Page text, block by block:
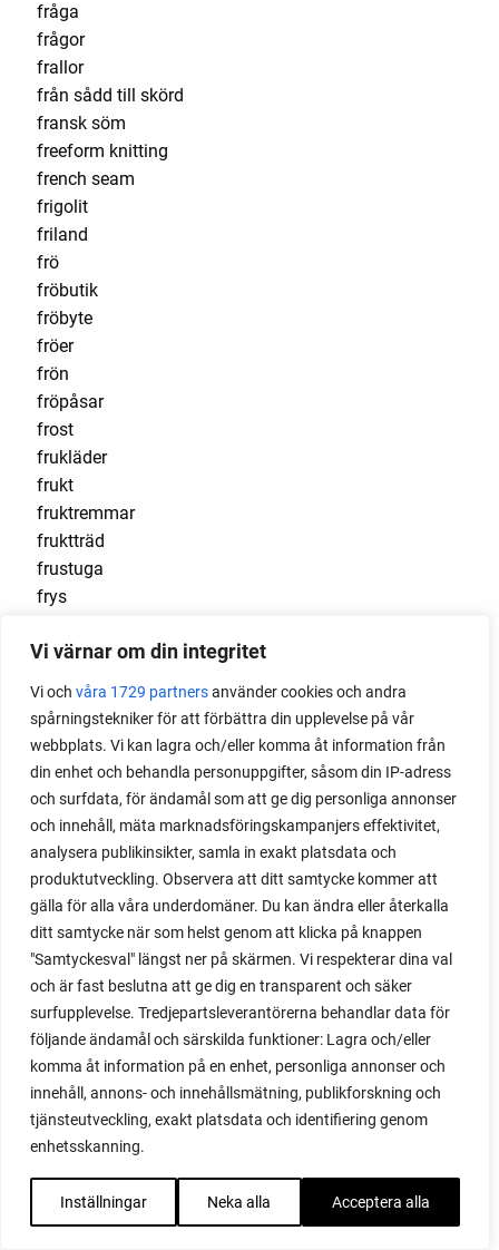
Vi värnar om din integritet
Vi och våra 1729 partnersanvänder cookies och andra
spårningstekniker för att förbättra din upplevelse på vår
webbplats. Vi kan lagra och/eller komma åt information från
din enhet och behandla personuppgifter, såsom din IP-adress
och surfdata, för ändamål som att ge dig personliga annonser
och innehåll, mäta marknadsföringskampanjers effektivitet,
analysera publikinsikter, samla in exakt platsdata och
produktutveckling. Observera att ditt samtycke kommer att
gälla för alla våra underdomäner. Du kan ändra eller återkalla
ditt samtycke när som helst genom att klicka på knappen
"Samtyckesval" längst ner på skärmen. Vi respekterar dina val
och är fast beslutna att ge dig en transparent och säker
surfupplevelse. Tredjepartsleverantörerna behandlar data för
följande ändamål och särskilda funktioner: Lagra och/eller
komma åt information på en enhet, personliga annonser och
innehåll, annons- och innehållsmätning, publikforskning och
tjänsteutveckling, exakt platsdata och identifiering genom
enhetsskanning.
Inställningar Neka alla Acceptera alla
fråga
frågor
frallor
från sådd till skörd
fransk söm
freeform knitting
french seam
frigolit
friland
frö
fröbutik
fröbyte
fröer
frön
fröpåsar
frost
frukläder
frukt
fruktremmar
fruktträd
frustuga
frys
frysa in
frysa tomat
fuktslang
gallra
gångar
gardena
garn
gästblogg
gåvokort
gemensam odling
genovese
german short rows
giant red
gifter
gjordnära
glasburkar
glasrabarber
glassmaskin
glasväxthus
gnocci
gödning